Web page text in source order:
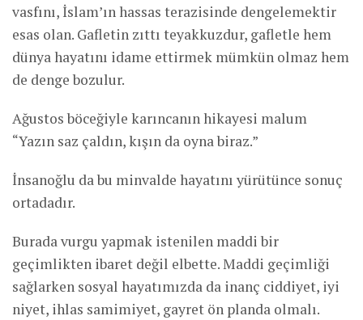
vasfını, İslam’ın hassas terazisinde dengelemektir
esas olan. Gafletin zıttı teyakkuzdur, gafletle hem
dünya hayatını idame ettirmek mümkün olmaz hem
de denge bozulur.
Ağustos böceğiyle karıncanın hikayesi malum
“Yazın saz çaldın, kışın da oyna biraz.”
İnsanoğlu da bu minvalde hayatını yürütünce sonuç
ortadadır.
Burada vurgu yapmak istenilen maddi bir
geçimlikten ibaret değil elbette. Maddi geçimliği
sağlarken sosyal hayatımızda da inanç ciddiyet, iyi
niyet, ihlas samimiyet, gayret ön planda olmalı.